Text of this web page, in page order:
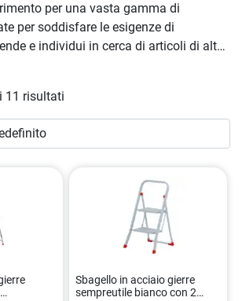
per una vasta gamma di
per soddisfare le esigenze di
e individui in cerca di articoli di alta
bisogno di scale per il lavoro, il fai da
fondamentale quando si tratta di
sono certificate e progettate
aggiuntive per garantire
Forniamo tutto ciò di cui hai bisogno
progetti in altezza con fiducia.
11 risultati
Sbagello in acciaio gierre
sempreutile bianco con 2